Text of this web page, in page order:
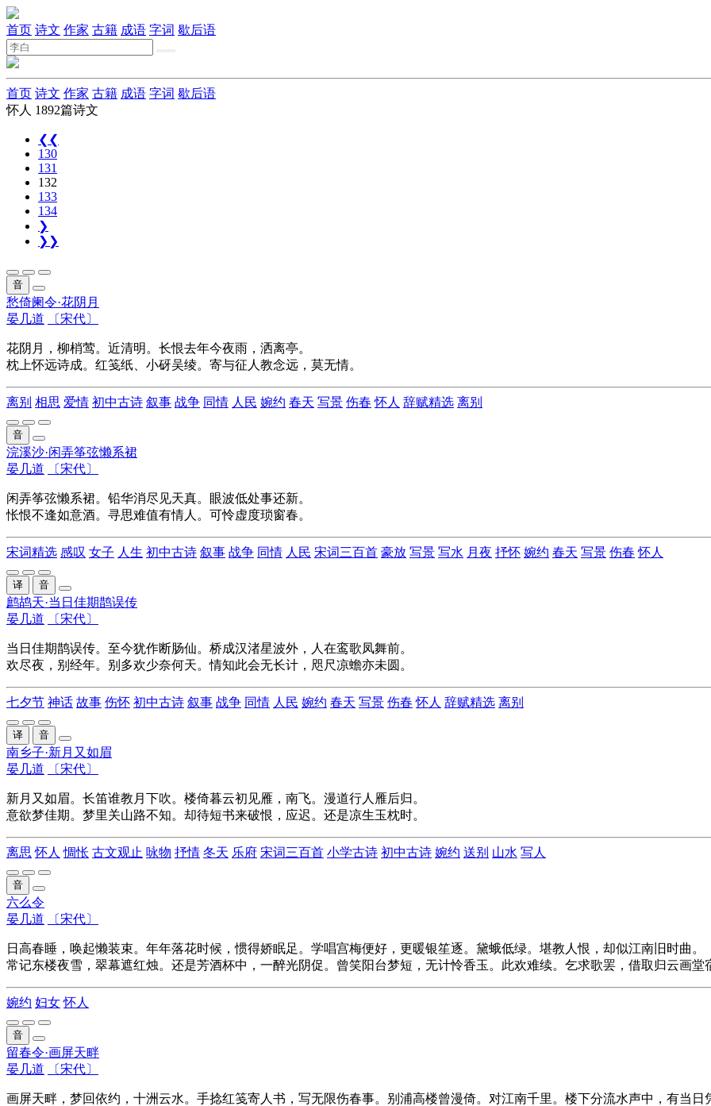
首页 诗文 作家 古籍 成语 字词 歇后语
首页 诗文 作家 古籍 成语 字词 歇后语
怀人 1892篇诗文
❮❮
130
131
132
133
134
❯
❯❯
音
愁倚阑令·花阴月
晏几道
〔宋代〕
花阴月，柳梢莺。近清明。长恨去年今夜雨，洒离亭。
枕上怀远诗成。红笺纸、小砑吴绫。寄与征人教念远，莫无情。
离别 相思 爱情 初中古诗 叙事 战争 同情 人民 婉约 春天 写景 伤春 怀人 辞赋精选 离别
音
浣溪沙·闲弄筝弦懒系裙
晏几道
〔宋代〕
闲弄筝弦懒系裙。铅华消尽见天真。眼波低处事还新。
怅恨不逢如意酒。寻思难值有情人。可怜虚度琐窗春。
宋词精选 感叹 女子 人生 初中古诗 叙事 战争 同情 人民 宋词三百首 豪放 写景 写水 月夜 抒怀 婉约 春天 写景 伤春 怀人
译 音
鹧鸪天·当日佳期鹊误传
晏几道
〔宋代〕
当日佳期鹊误传。至今犹作断肠仙。桥成汉渚星波外，人在鸾歌凤舞前。
欢尽夜，别经年。别多欢少奈何天。情知此会无长计，咫尺凉蟾亦未圆。
七夕节 神话 故事 伤怀 初中古诗 叙事 战争 同情 人民 婉约 春天 写景 伤春 怀人 辞赋精选 离别
译 音
南乡子·新月又如眉
晏几道
〔宋代〕
新月又如眉。长笛谁教月下吹。楼倚暮云初见雁， 南飞。漫道行人雁后归。
意欲梦佳期 。梦里关山路不知。却待短书来破恨， 应迟。还是凉生玉枕时。
离思 怀人 惆怅 古文观止 咏物 抒情 冬天 乐府 宋词三百首 小学古诗 初中古诗 婉约 送别 山水 写人
音
六么令
晏几道
〔宋代〕
日高春睡，唤起懒装束。年年落花时候，惯得娇眠足。学唱宫梅便好，更暖银笙逐。黛蛾低绿。堪教人恨，却似江南旧时曲。
常记东楼夜雪，翠幕遮红烛。还是芳酒杯中，一醉光阴促。曾笑阳台梦短，无计怜香玉。此欢难续。乞求歌罢，借取归云画堂
婉约 妇女 怀人
音
留春令·画屏天畔
晏几道
〔宋代〕
画屏天畔，梦回依约 ，十洲云水。手捻红笺寄人书，写无限伤春事。别浦高楼曾漫倚。对江南千里。楼下分流水声中，有当日